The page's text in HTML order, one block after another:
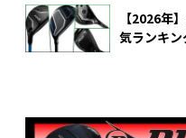
【2026年
気ランキ